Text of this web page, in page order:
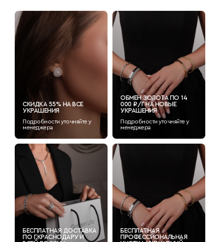
СКИДКА 55% НА ВСЕ
УКРАШЕНИЯ
Подробности уточняйте у
менеджера
ОБМЕН ЗОЛОТА ПО 14
000 ₽/Г НА НОВЫЕ
УКРАШЕНИЯ
Подробности уточняйте у
менеджера
БЕСПЛАТНАЯ ДОСТАВКА
ПО Г.КРАСНОДАРУ И
БЕСПЛАТНАЯ
ПРОФЕССИОНАЛЬНАЯ